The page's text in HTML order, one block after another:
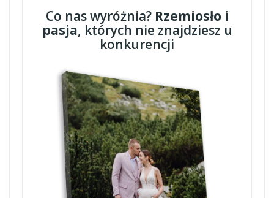
Co nas wyróżnia? Rzemiosło i
pasja, których nie znajdziesz u
konkurencji